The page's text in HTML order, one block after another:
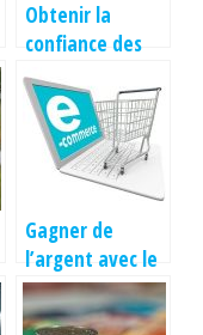
Obtenir la
confiance des
clients sur votre
entreprise
Gagner de
l’argent avec le
e-commerce ?